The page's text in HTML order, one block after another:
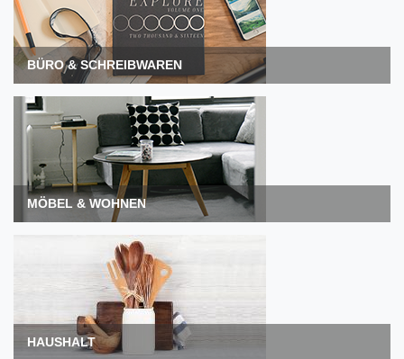
BÜRO & SCHREIBWAREN
MÖBEL & WOHNEN
HAUSHALT